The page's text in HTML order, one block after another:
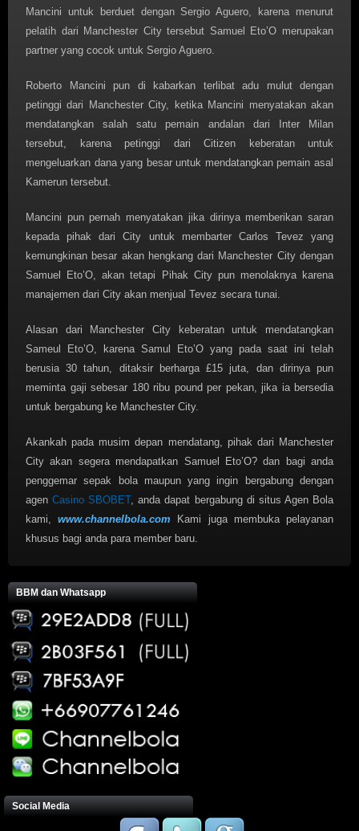
Mancini untuk berduet dengan Sergio Aguero, karena menurut
pelatih dari Manchester City tersebut Samuel Eto’O merupakan
partner yang cocok untuk Sergio Aguero.
Roberto Mancini pun di kabarkan terlibat adu mulut dengan
petinggi dari Manchester City, ketika Mancini menyatakan akan
mendatangkan salah satu pemain andalan dari Inter Milan
tersebut, karena petinggi dari Citizen keberatan untuk
mengeluarkan dana yang besar untuk mendatangkan pemain asal
Kamerun tersebut.
Mancini pun pernah menyatakan jika dirinya memberikan saran
kepada pihak dari City untuk membarter Carlos Tevez yang
kemungkinan besar akan hengkang dari Manchester City dengan
Samuel Eto’O, akan tetapi Pihak City pun menolaknya karena
manajemen dari City akan menjual Tevez secara tunai.
Alasan dari Manchester City keberatan untuk mendatangkan
Sameul Eto’O, karena Samul Eto’O yang pada saat ini telah
berusia 30 tahun, ditaksir berharga £15 juta, dan dirinya pun
meminta gaji sebesar 180 ribu pound per pekan, jika ia bersedia
untuk bergabung ke Manchester City.
Akankah pada musim depan mendatang, pihak dari Manchester
City akan segera mendapatkan Samuel Eto’O? dan bagi anda
penggemar sepak bola maupun yang ingin bergabung dengan
agenCasino SBOBET, anda dapat bergabung di situs Agen Bola
kami,www.channelbola.com Kami juga membuka pelayanan
khusus bagi anda para member baru.
BBM dan Whatsapp
Social Media